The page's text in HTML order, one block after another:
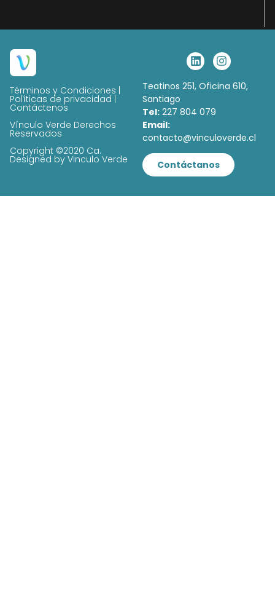
Términos y Condiciones |
Políticas de privacidad |
Contáctenos
Vínculo Verde Derechos
Reservados
Copyright ©2020 Ca.
Designed by Vinculo Verde
Teatinos 251, Oficina 610,
Santiago
Tel: 227 804 079
Email:
contacto@vinculoverde.cl
Contáctanos